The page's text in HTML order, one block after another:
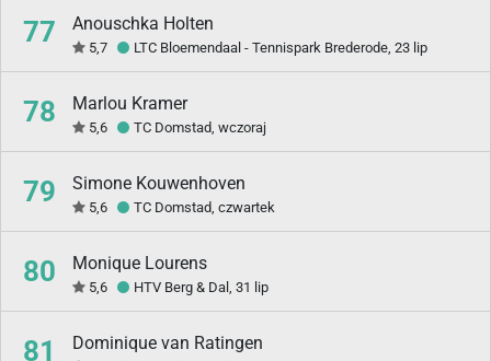
77 Anouschka Holten
5,7 LTC Bloemendaal - Tennispark Brederode, 23 lip
78 Marlou Kramer
5,6 TC Domstad, wczoraj
79 Simone Kouwenhoven
5,6 TC Domstad, czwartek
80 Monique Lourens
5,6 HTV Berg & Dal, 31 lip
81 Dominique van Ratingen